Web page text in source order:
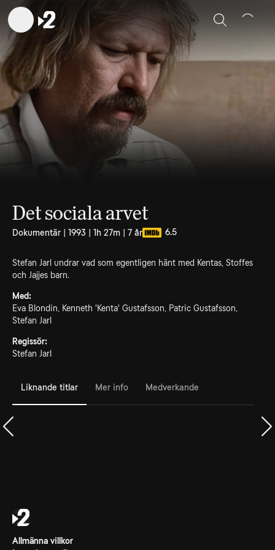
Sök
Det sociala arvet
Dokumentär | 1993 | 1h 27m | 7 år 6.5
Stefan Jarl undrar vad som egentligen hänt med Kentas, Stoffes
och Jajjes barn.
Med:
Eva Blondin, Kenneth 'Kenta' Gustafsson, Patric Gustafsson,
Stefan Jarl
Regissör:
Stefan Jarl
Liknande titlar Mer info Medverkande
Allmänna villkor